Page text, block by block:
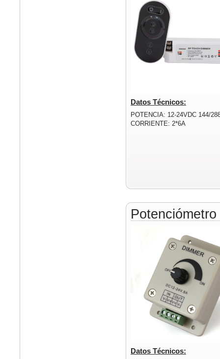
Datos Técnicos:
POTENCIA: 12-24VDC 144/
CORRIENTE: 2*6A
Datos Técnicos: